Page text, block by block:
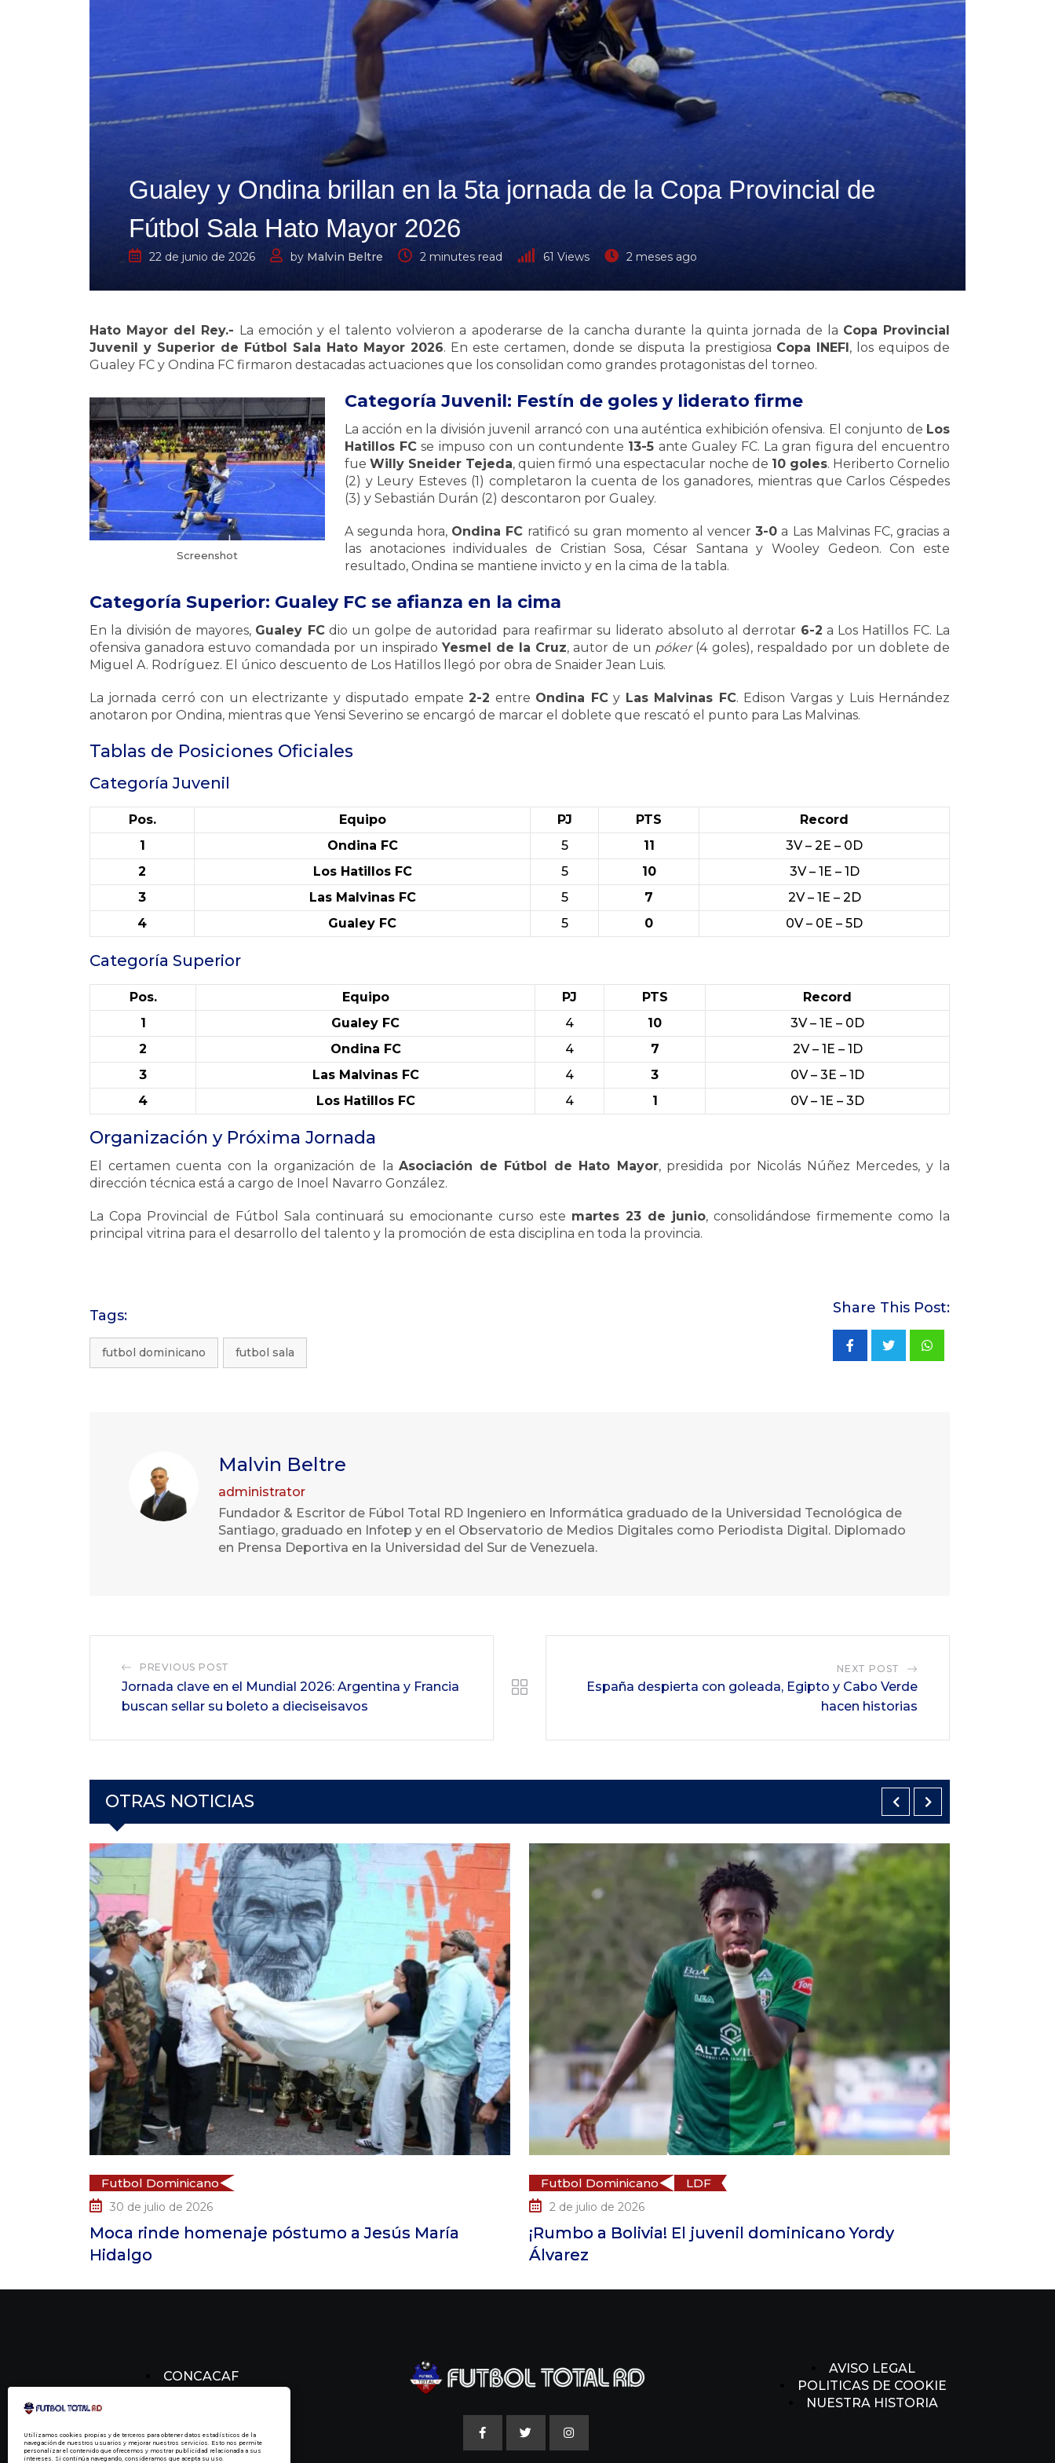
Utilizamos cookies propias y de terceros para obtener datos estadísticos de la
navegación de nuestros usuarios y mejorar nuestros servicios. Esto nos permite
personalizar el contenido que ofrecemos y mostrar publicidad relacionada a sus
intereses. Si continúa navegando, consideramos que acepta su uso.
Gualey y Ondina brillan en la 5ta jornada de la Copa Provincial de
Fútbol Sala Hato Mayor 2026
22 de junio de 2026 by Malvin Beltre 2 minutes read 61 Views 2 meses ago
Hato Mayor del Rey.- La emoción y el talento volvieron a apoderarse de la cancha durante la quinta jornada de la Copa Provincial
Juvenil y Superior de Fútbol Sala Hato Mayor 2026. En este certamen, donde se disputa la prestigiosa Copa INEFI, los equipos de
Gualey FC y Ondina FC firmaron destacadas actuaciones que los consolidan como grandes protagonistas del torneo.
Screenshot
Categoría Juvenil: Festín de goles y liderato firme
La acción en la división juvenil arrancó con una auténtica exhibición ofensiva. El conjunto de Los
Hatillos FC se impuso con un contundente 13-5 ante Gualey FC. La gran figura del encuentro
fue Willy Sneider Tejeda, quien firmó una espectacular noche de 10 goles. Heriberto Cornelio
(2) y Leury Esteves (1) completaron la cuenta de los ganadores, mientras que Carlos Céspedes
(3) y Sebastián Durán (2) descontaron por Gualey.
A segunda hora, Ondina FC ratificó su gran momento al vencer3-0 a Las Malvinas FC, gracias a
las anotaciones individuales de Cristian Sosa, César Santana y Wooley Gedeon. Con este
resultado, Ondina se mantiene invicto y en la cima de la tabla.
Categoría Superior: Gualey FC se afianza en la cima
En la división de mayores, Gualey FCdio un golpe de autoridad para reafirmar su liderato absoluto al derrotar 6-2 a Los Hatillos FC. La
ofensiva ganadora estuvo comandada por un inspirado Yesmel de la Cruz, autor de un póker(4 goles), respaldado por un doblete de
Miguel A. Rodríguez. El único descuento de Los Hatillos llegó por obra de Snaider Jean Luis.
La jornada cerró con un electrizante y disputado empate2-2 entre Ondina FCy Las Malvinas FC. Edison Vargas y Luis Hernández
anotaron por Ondina, mientras que Yensi Severino se encargó de marcar el doblete que rescató el punto para Las Malvinas.
Tablas de Posiciones Oficiales
Categoría Juvenil
Pos. Equipo PJ PTS
Record
1
Ondina FC 5 11
3V – 2E – 0D
2
Los Hatillos FC 5 10
3V – 1E – 1D
3
Las Malvinas FC 5 7
2V – 1E – 2D
4
Gualey FC 5 0 0V – 0E – 5D
Categoría Superior
Pos. Equipo PJ PTS
Record
1
Gualey FC 4 10
3V – 1E – 0D
2
Ondina FC 4 7
2V – 1E – 1D
3
Las Malvinas FC 4 3
0V – 3E – 1D
4
Los Hatillos FC 4 1 0V – 1E – 3D
Organización y Próxima Jornada
El certamen cuenta con la organización de la Asociación de Fútbol de Hato Mayor, presidida por Nicolás Núñez Mercedes, y la
dirección técnica está a cargo de Inoel Navarro González.
La Copa Provincial de Fútbol Sala continuará su emocionante curso este martes 23 de junio, consolidándose firmemente como la
principal vitrina para el desarrollo del talento y la promoción de esta disciplina en toda la provincia.
Tags:
futbol dominicano futbol sala
Share This Post:
Whatsapp
Malvin Beltre
administrator
Fundador & Escritor de Fúbol Total RD Ingeniero en Informática graduado de la Universidad Tecnológica de
Santiago, graduado en Infotep y en el Observatorio de Medios Digitales como Periodista Digital. Diplomado
en Prensa Deportiva en la Universidad del Sur de Venezuela.
PREVIOUS POST
Jornada clave en el Mundial 2026: Argentina y Francia
buscan sellar su boleto a dieciseisavos
NEXT POST
España despierta con goleada, Egipto y Cabo Verde
hacen historias
OTRAS NOTICIAS
a Jesús María
¡Rumbo a Bolivia! El juvenil dominicano Yordy
Futbol Dominicano
Ondina reina en el Superior y Los Hatillos
CONCACAF
AVISO LEGAL
POLITICAS DE COOKIE
NUESTRA HISTORIA